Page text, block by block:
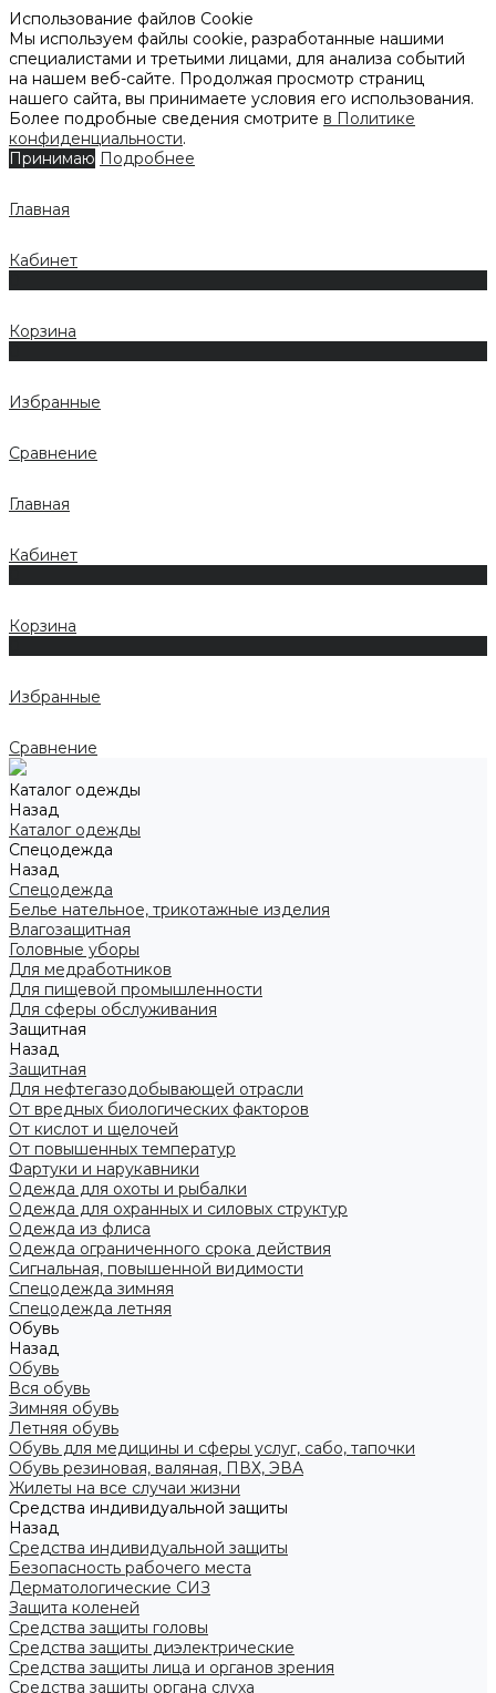
Использование файлов Cookie
Мы используем файлы cookie, разработанные нашими
специалистами и третьими лицами, для анализа событий
на нашем веб-сайте. Продолжая просмотр страниц
нашего сайта, вы принимаете условия его использования.
Более подробные сведения смотрите в Политике
конфиденциальности.
Принимаю Подробнее
Главная
Кабинет
Корзина
Избранные
Сравнение
Главная
Кабинет
Корзина
Избранные
Сравнение
Каталог одежды
Назад
Каталог одежды
Спецодежда
Назад
Спецодежда
Белье нательное, трикотажные изделия
Влагозащитная
Головные уборы
Для медработников
Для пищевой промышленности
Для сферы обслуживания
Защитная
Назад
Защитная
Для нефтегазодобывающей отрасли
От вредных биологических факторов
От кислот и щелочей
От повышенных температур
Фартуки и нарукавники
Одежда для охоты и рыбалки
Одежда для охранных и силовых структур
Одежда из флиса
Одежда ограниченного срока действия
Сигнальная, повышенной видимости
Спецодежда зимняя
Спецодежда летняя
Обувь
Назад
Обувь
Вся обувь
Зимняя обувь
Летняя обувь
Обувь для медицины и сферы услуг, сабо, тапочки
Обувь резиновая, валяная, ПВХ, ЭВА
Жилеты на все случаи жизни
Средства индивидуальной защиты
Назад
Средства индивидуальной защиты
Безопасность рабочего места
Дерматологические СИЗ
Защита коленей
Средства защиты головы
Средства защиты диэлектрические
Средства защиты лица и органов зрения
Средства защиты органа слуха